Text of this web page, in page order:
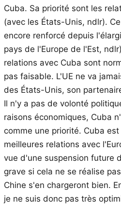
Cuba. Sa priorité sont les
(avec les États-Unis, ndlr).
encore renforcé depuis
pays de l'Europe de l'Est,
relations avec Cuba sont
pas faisable. L'UE ne va
des États-Unis, son
Il n'y a pas de volonté
raisons économiques, Cuba
comme une priorité. Cuba
meilleures relations avec
vue d'une suspension future
grave si cela ne se réalise
Chine s'en chargeront bien.
je ne suis donc pas très